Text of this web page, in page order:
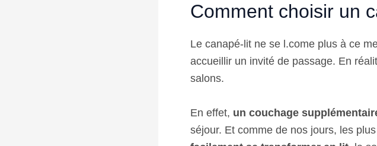
Comment choisir un
Le canapé-lit ne se l.come plus à ce
accueillir un invité de passage. En
salons.
En effet, un couchage
séjour. Et comme de nos jours, les